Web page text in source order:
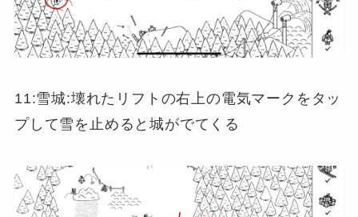
11:雪城:壊れたリフトの右上の電気マークをタッ
プして雪を止めると城がでてくる